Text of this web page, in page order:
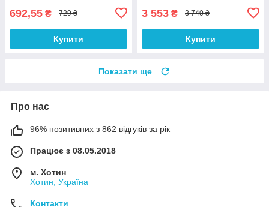
692,55 ₴ 729 ₴
Купити
3 553 ₴ 3 740 ₴
Купити
Показати ще
Про нас
96% позитивних з 862 відгуків за рік
Працює з 08.05.2018
м. Хотин
Хотин, Україна
Контакти